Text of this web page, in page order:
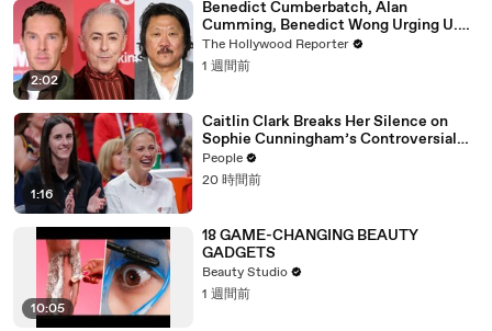
2:02
Benedict Cumberbatch, Alan
Cumming, Benedict Wong Urging U.K.
to Block "Dangerous" Paramount-
Warner Bros. Merger | THR News Video
The Hollywood Reporter
1 週間前
1:16
Caitlin Clark Breaks Her Silence on
Sophie Cunningham’s Controversial
Anti-Transgender Comments
People
20 時間前
10:05
18 GAME-CHANGING BEAUTY
GADGETS
Beauty Studio
1 週間前